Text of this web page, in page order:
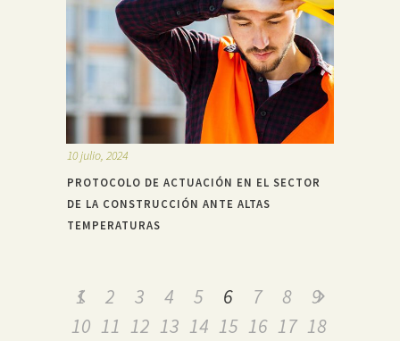
10 julio, 2024
PROTOCOLO DE ACTUACIÓN EN EL SECTOR
DE LA CONSTRUCCIÓN ANTE ALTAS
TEMPERATURAS
1 2 3 4 5 6 7 8
9
10 11 12 13 14 15 16 17 18